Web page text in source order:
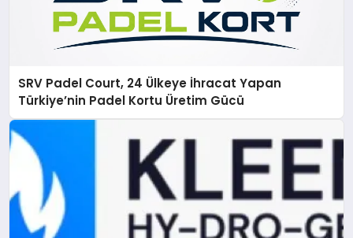
SRV Padel Court, 24 Ülkeye İhracat Yapan
Türkiye’nin Padel Kortu Üretim Gücü